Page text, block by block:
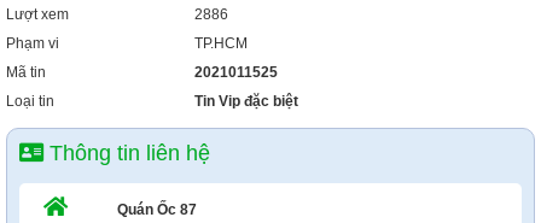
Lượt xem
2886
Phạm vi
TP.HCM
Mã tin
2021011525
Loại tin
Tin Vip đặc biệt
Thông tin liên hệ
Quán Ốc 87